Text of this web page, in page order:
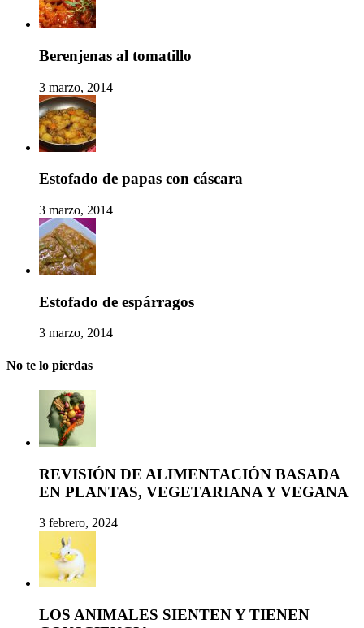
Berenjenas al tomatillo
3 marzo, 2014
Estofado de papas con cáscara
3 marzo, 2014
Estofado de espárragos
3 marzo, 2014
No te lo pierdas
REVISIÓN DE ALIMENTACIÓN BASADA
EN PLANTAS, VEGETARIANA Y VEGANA
3 febrero, 2024
LOS ANIMALES SIENTEN Y TIENEN